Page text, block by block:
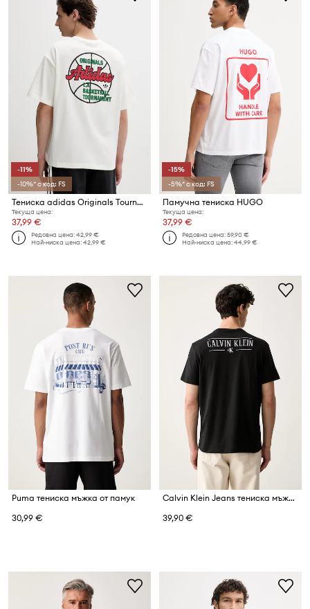
-11%
-10%* с код: FS
Тениска adidas Originals Tournament
Текуща цена:
37,99 €
Редовна цена:42,99 €
Най-ниска цена:42,99 €
-15%
-5%* с код: FS
Памучна тениска HUGO
Текуща цена:
37,99 €
Редовна цена:59,90 €
Най-ниска цена:44,99 €
Puma тениска мъжка от памук
30,99 €
Calvin Klein Jeans тениска мъжка от памук
39,90 €